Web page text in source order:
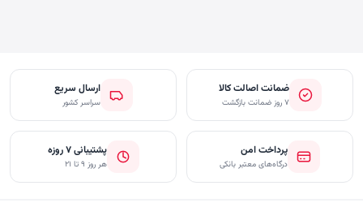
ضمانت اصالت کالا
۷ روز ضمانت بازگشت
ارسال سریع
سراسر کشور
پرداخت امن
درگاه‌های معتبر بانکی
پشتیبانی ۷ روزه
هر روز ۹ تا ۲۱